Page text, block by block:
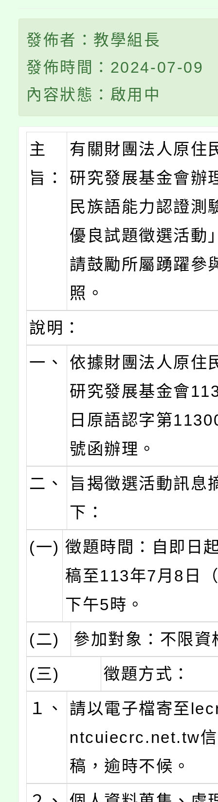
發佈者：教學組長
發佈時間：2024-07-09
內容狀態：啟用中
主
旨：
有關財團法人原住
研究發展基金會辦
民族語能力認證測
優良試題徵選活動
請鼓勵所屬踴躍參
照。
說明：
一、
依據財團法人原住
研究發展基金會
日原語認字第
號函辦理。
二、
旨揭徵選活動訊息
下：
(一) 徵題時間：自即日
稿至113年7月8日
下午5時。
(二)
參加對象：不限資
(三)
徵題方式：
１、
請以電子檔寄至
ntcuiecrc.net.tw
稿，逾時不候。